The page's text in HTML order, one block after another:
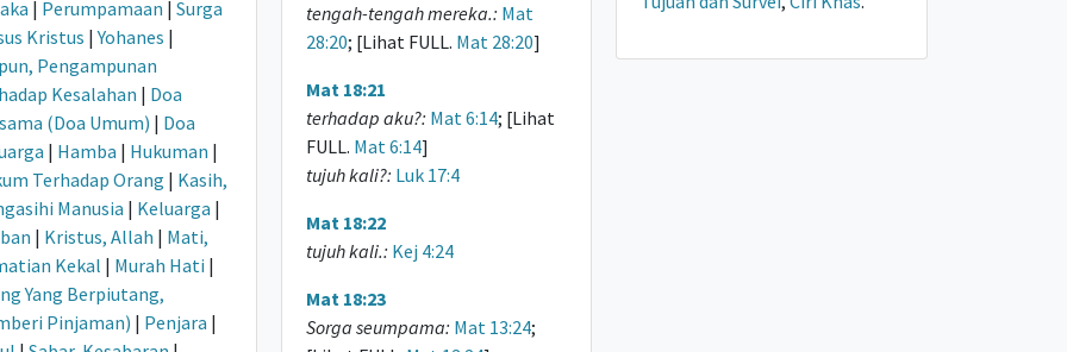
| Perumpamaan | Surga
Kristus |Yohanes |
Pengampunan
Kesalahan | Doa
(Doa Umum) | Doa
| Hamba | Hukuman |
Terhadap Orang | Kasih,
Manusia | Keluarga |
| Kristus, Allah | Mati,
Kekal | Murah Hati |
Yang Berpiutang,
Pinjaman) | Penjara |
tengah-tengah mereka.: Mat
28:20; [Lihat FULL. Mat 28:20]
Mat 18:21
terhadap aku?: Mat 6:14; [Lihat
FULL. Mat 6:14]
tujuh kali?: Luk 17:4
Mat 18:22
tujuh kali.: Kej 4:24
Mat 18:23
Sorga seumpama: Mat 13:24;